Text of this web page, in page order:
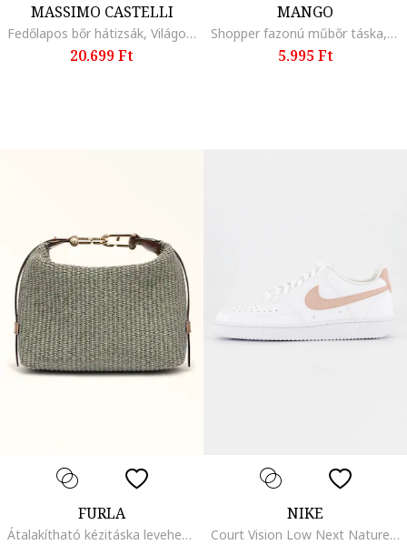
MASSIMO CASTELLI
Fedőlapos bőr hátizsák, Világosbézs
20.699 Ft
MANGO
Shopper fazonú műbőr táska, Fekete
5.995 Ft
FURLA
Átalakítható kézitáska levehető pánttal, Szürke
NIKE
Court Vision Low Next Nature műbőr sneaker, Fehér/Rózsaszín